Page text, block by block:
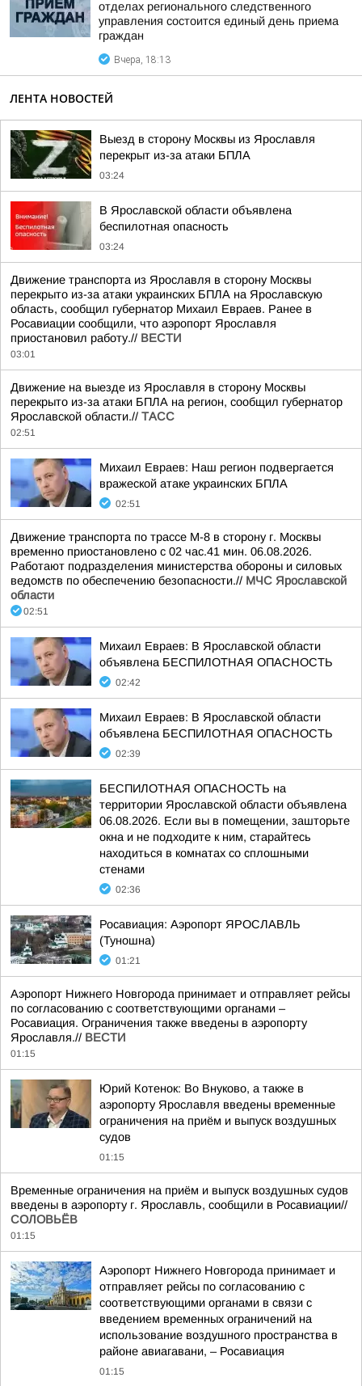
отделах регионального следственного
управления состоится единый день приема
граждан
Вчера, 18:13
ЛЕНТА НОВОСТЕЙ
Выезд в сторону Москвы из Ярославля
перекрыт из-за атаки БПЛА
03:24
В Ярославской области объявлена
беспилотная опасность
03:24
Движение транспорта из Ярославля в сторону Москвы
перекрыто из-за атаки украинских БПЛА на Ярославскую
область, сообщил губернатор Михаил Евраев. Ранее в
Росавиации сообщили, что аэропорт Ярославля
приостановил работу.// ВЕСТИ
03:01
Движение на выезде из Ярославля в сторону Москвы
перекрыто из-за атаки БПЛА на регион, сообщил губернатор
Ярославской области.// ТАСС
02:51
Михаил Евраев: Наш регион подвергается
вражеской атаке украинских БПЛА
02:51
Движение транспорта по трассе М-8 в сторону г. Москвы
временно приостановлено с 02 час.41 мин. 06.08.2026.
Работают подразделения министерства обороны и силовых
ведомств по обеспечению безопасности.// МЧС Ярославской
области
02:51
Михаил Евраев: В Ярославской области
объявлена БЕСПИЛОТНАЯ ОПАСНОСТЬ
02:42
Михаил Евраев: В Ярославской области
объявлена БЕСПИЛОТНАЯ ОПАСНОСТЬ
02:39
БЕСПИЛОТНАЯ ОПАСНОСТЬ на
территории Ярославской области объявлена
06.08.2026. Если вы в помещении, зашторьте
окна и не подходите к ним, старайтесь
находиться в комнатах со сплошными
стенами
02:36
Росавиация: Аэропорт ЯРОСЛАВЛЬ
(Туношна)
01:21
Аэропорт Нижнего Новгорода принимает и отправляет рейсы
по согласованию с соответствующими органами –
Росавиация. Ограничения также введены в аэропорту
Ярославля.// ВЕСТИ
01:15
Юрий Котенок: Во Внуково, а также в
аэропорту Ярославля введены временные
ограничения на приём и выпуск воздушных
судов
01:15
Временные ограничения на приём и выпуск воздушных судов
введены в аэропорту г. Ярославль, сообщили в Росавиации//
СОЛОВЬЁВ
01:15
Аэропорт Нижнего Новгорода принимает и
отправляет рейсы по согласованию с
соответствующими органами в связи с
введением временных ограничений на
использование воздушного пространства в
районе авиагавани, – Росавиация
01:15